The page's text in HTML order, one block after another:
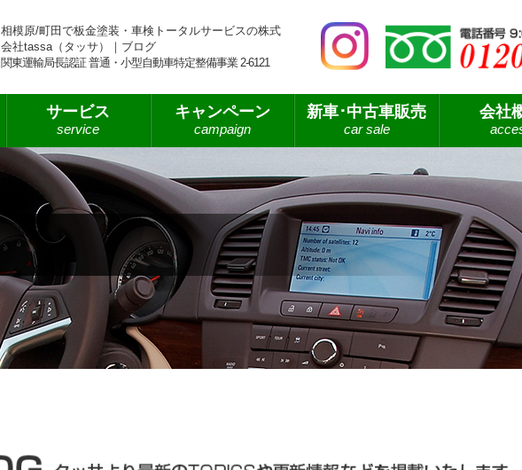
相模原/町田で板金塗装・車検トータルサービスの株式
会社tassa（タッサ）｜ブログ
関東運輸局長認証 普通・小型自動車特定整備事業 2-6121
サービス
service
キャンペーン
campaign
新車･中古車販売
car sale
会社